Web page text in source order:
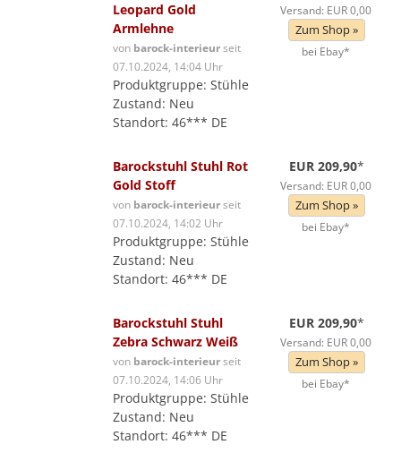
Leopard Gold
Armlehne
von barock-interieurseit
07.10.2024, 14:04 Uhr
Produktgruppe: Stühle
Zustand: Neu
Standort: 46*** DE
Versand: EUR 0,00
Zum Shop »
bei Ebay*
Barockstuhl Stuhl Rot
Gold Stoff
von barock-interieurseit
07.10.2024, 14:02 Uhr
Produktgruppe: Stühle
Zustand: Neu
Standort: 46*** DE
EUR 209,90*
Versand: EUR 0,00
Zum Shop »
bei Ebay*
Barockstuhl Stuhl
Zebra Schwarz Weiß
von barock-interieurseit
07.10.2024, 14:06 Uhr
Produktgruppe: Stühle
Zustand: Neu
Standort: 46*** DE
EUR 209,90*
Versand: EUR 0,00
Zum Shop »
bei Ebay*